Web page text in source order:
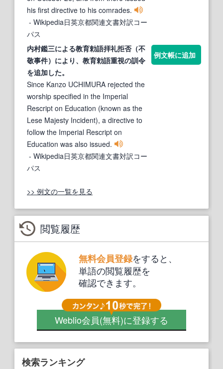
his first directive to his comrades.
- Wikipedia日英京都関連文書対訳コー
パス
内村鑑三による教育勅語拝礼拒否（不
敬事件）により、教育勅語重視の訓令
を追加した。
Since Kanzo UCHIMURA rejected the
worship specified in the Imperial
Rescript on Education (known as the
Lese Majesty Incident), a directive to
follow the Imperial Rescript on
Education was also issued.
- Wikipedia日英京都関連文書対訳コー
パス
例文帳に追加
>> 例文の一覧を見る
閲覧履歴
無料会員登録をすると、
単語の閲覧履歴を
確認できます。
Weblio会員(無料)に登録する
検索ランキング